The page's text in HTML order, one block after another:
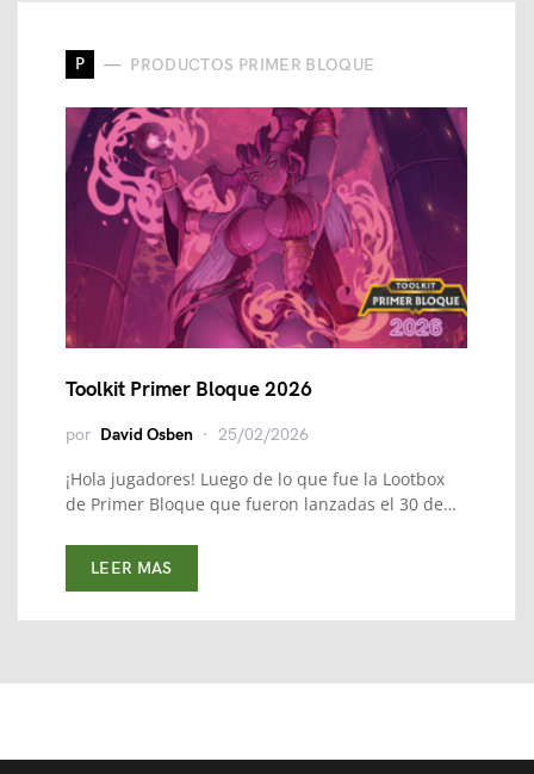
P PRODUCTOS PRIMER BLOQUE
Toolkit Primer Bloque 2026
por David Osben 25/02/2026
¡Hola jugadores! Luego de lo que fue la Lootbox
de Primer Bloque que fueron lanzadas el 30 de…
LEER MAS